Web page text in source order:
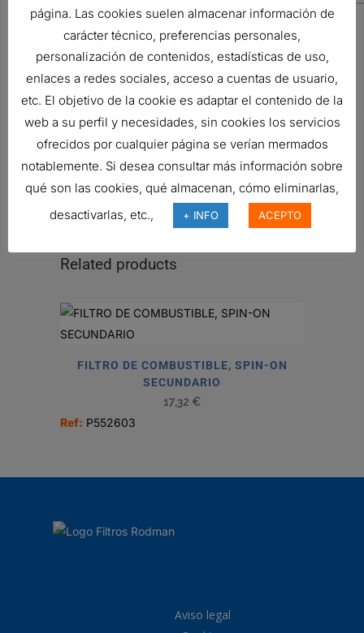
INTERNATIONAL 1808623C1
FUEL FILTER,
WATER
SEPARATOR
SPIN-ON
TWIST&DRAIN
CASE/CASE IH 1808623C1
WATER
SEPARATOR
SPIN-ON
TWIST&DRAIN
Related products
FILTRO DE COMBUSTIBLE, SPIN-ON
SECUNDARIO
17,32 €
Ref: P552603
Aviso legal
página. Las cookies suelen almacenar información de
carácter técnico, preferencias personales,
personalización de contenidos, estadísticas de uso,
enlaces a redes sociales, acceso a cuentas de usuario,
etc. El objetivo de la cookie es adaptar el contenido de la
web a su perfil y necesidades, sin cookies los servicios
ofrecidos por cualquier página se verían mermados
notablemente. Si desea consultar más información sobre
qué son las cookies, qué almacenan, cómo eliminarlas,
desactivarlas, etc.,
+ INFO ACEPTO